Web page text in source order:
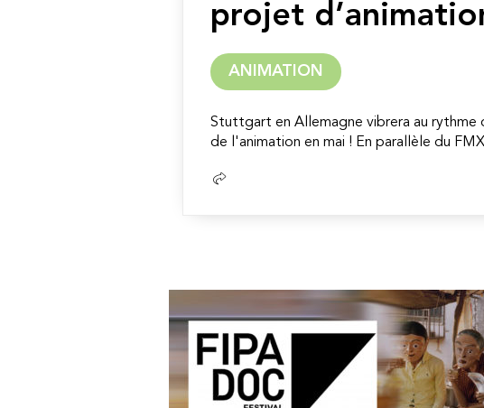
projet
ANIMATION
Stuttgart en Allemagne vibrera au rythme
de l'animation en mai ! En parallèle du
Lire